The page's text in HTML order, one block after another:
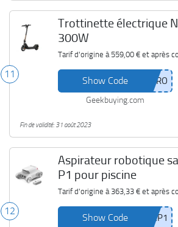
11
Trottinette électrique
300W
Tarif d'origine à 559,00 €et après
Show Code
Geekbuying.com
Fin de validité: 31 août 2023
12
Aspirateur robotique
P1 pour piscine
Tarif d'origine à 363,33 €et après
Show Code